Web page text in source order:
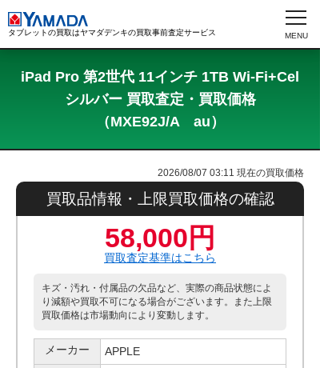
タブレットの買取はヤマダデンキの買取事前査定サービス
iPad Pro 第2世代 11インチ 1TB Wi-Fi+Cel
シルバー 買取査定・買取価格
（MXE92J/A au）
2026/08/07 03:11 現在の買取価格
買取品情報・上限買取価格の確認
58,000円
買取査定基準はこちら
キズ・汚れ・付属品の欠品など、実際の商品状態によ
り減額や買取不可になる場合がございます。また上限
買取価格は市場動向により変動します。
メーカー
APPLE